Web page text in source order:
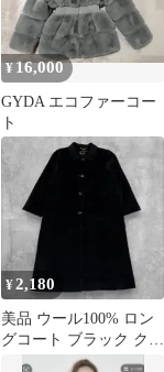
¥16,000
GYDA エコファーコー
ト
¥2,180
美品 ウール100% ロン
グコート ブラック クラ
シカル カジュアル フォ